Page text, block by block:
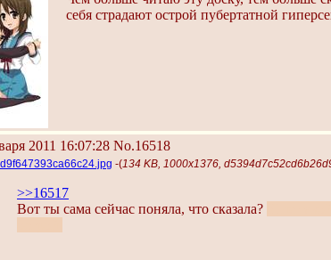
себя страдают острой пубертатной
2011 16:07:28 No.16518
-(134 KB, 1000x1376,
>>16517
Вот ты сама сейчас поняла, что сказала?